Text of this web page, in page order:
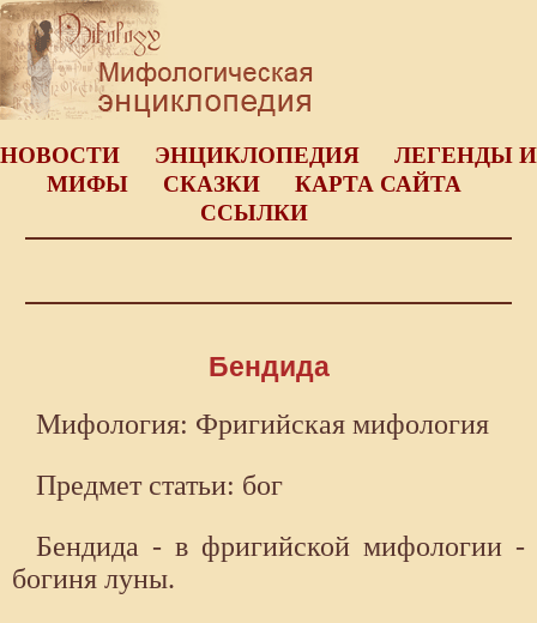
НОВОСТИ ЭНЦИКЛОПЕДИЯ
ЛЕГЕНДЫ И
МИФЫ
СКАЗКИ
КАРТА САЙТА
ССЫЛКИ
Бендида
Мифология: Фригийская мифология
Предмет статьи: бог
Бендида - в фригийской мифологии -
богиня луны.